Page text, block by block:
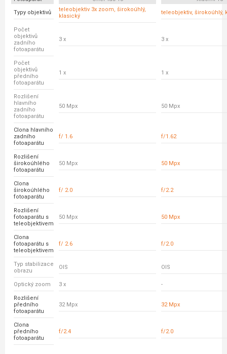
Typy objektivů
teleobjektiv 3x zoom, širokoúhlý,
klasický
teleobjektiv, širokoúhlý,
Počet
objektivů
zadního
fotoaparátu
3 x 3 x
Počet
objektivů
předního
fotoaparátu
1 x 1 x
Rozlišení
hlavního
zadního
fotoaparátu
50 Mpx 50 Mpx
Clona hlavního
zadního
fotoaparátu
f/ 1.6 f/1.62
Rozlišení
širokoúhlého
fotoaparátu
50 Mpx 50 Mpx
Clona
širokoúhlého
fotoaparátu
f/ 2.0 f/2.2
Rozlišení
fotoaparátu s
teleobjektivem
50 Mpx 50 Mpx
Clona
fotoaparátu s
teleobjektivem
f/ 2.6 f/2.0
Typ stabilizace
obrazu
OIS OIS
Optický zoom 3 x -
Rozlišení
předního
fotoaparátu
32 Mpx 32 Mpx
Clona
předního
fotoaparátu
f/2.4 f/2.0